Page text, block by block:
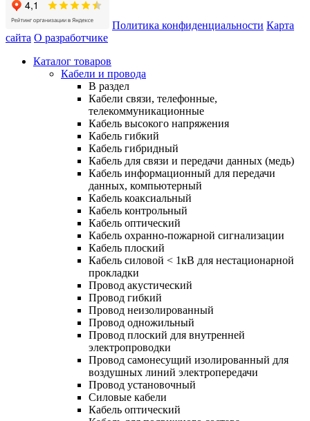
Политика конфиденциальности Карта
сайта О разработчике
Каталог товаров
Кабели и провода
В раздел
Кабели связи, телефонные,
телекоммуникационные
Кабель высокого напряжения
Кабель гибкий
Кабель гибридный
Кабель для связи и передачи данных (медь)
Кабель информационный для передачи
данных, компьютерный
Кабель коаксиальный
Кабель контрольный
Кабель оптический
Кабель охранно-пожарной сигнализации
Кабель плоский
Кабель силовой < 1кВ для нестационарной
прокладки
Провод акустический
Провод гибкий
Провод неизолированный
Провод одножильный
Провод плоский для внутренней
электропроводки
Провод самонесущий изолированный для
воздушных линий электропередачи
Провод установочный
Силовые кабели
Кабель оптический